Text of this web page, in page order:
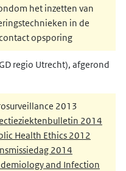
het inzetten van
in de
opsporing
regio Utrecht), afgerond
2013
2014
Health Ethics 2012
2014
and Infection